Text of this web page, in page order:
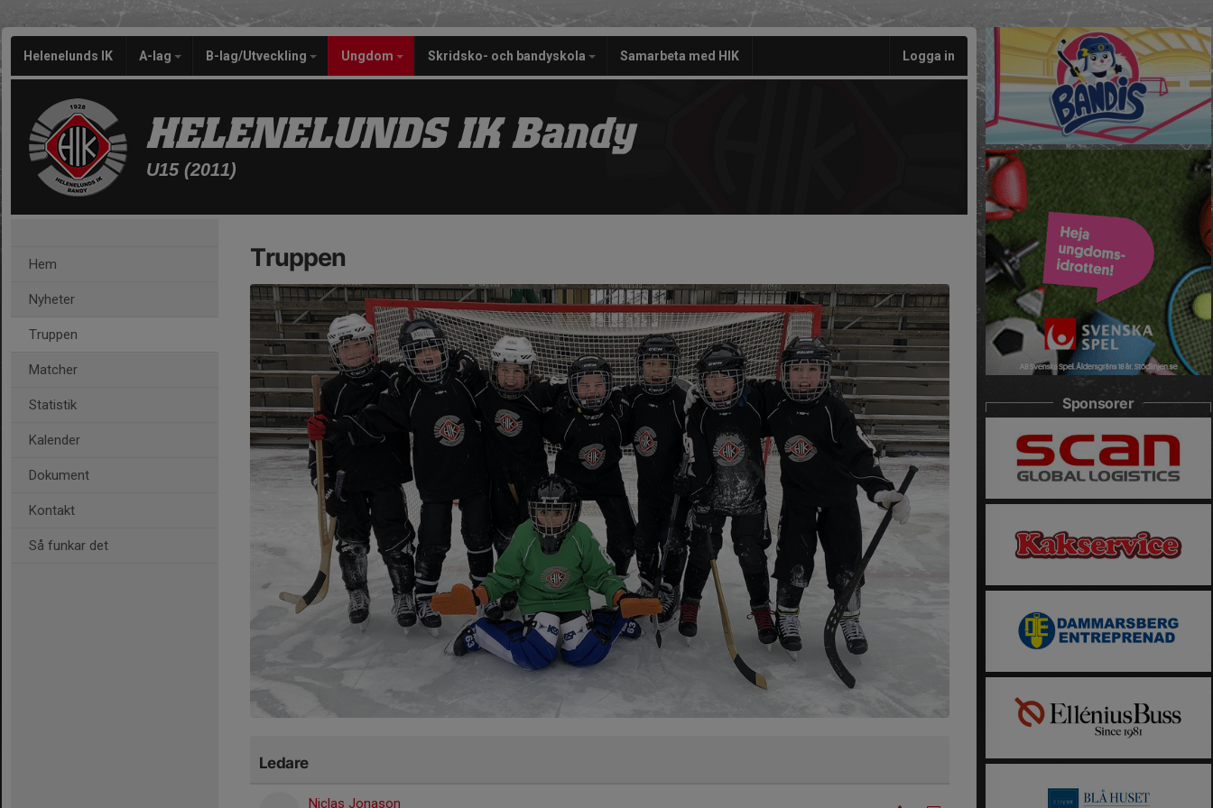
Helenelunds IK A-lag B-lag/Utveckling Ungdom Skridsko- och bandyskola Samarbeta med HIK Logga in
HELENELUNDS IK Bandy
U15 (2011)
Hem
Nyheter
Truppen
Matcher
Statistik
Kalender
Dokument
Kontakt
Så funkar det
Truppen
Ledare
Niclas Jonason
Sponsorer